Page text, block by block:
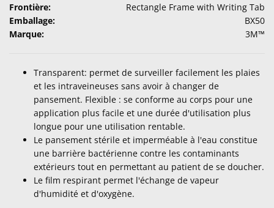
Produits
Personalisés
Frontière:
Rectangle Frame with Writing Tab
Emballage:
BX50
Marque:
3M™
Transparent: permet de surveiller facilement les plaies
et les intraveineuses sans avoir à changer de
pansement. Flexible : se conforme au corps pour une
application plus facile et une durée d'utilisation plus
longue pour une utilisation rentable.
Le pansement stérile et imperméable à l'eau constitue
une barrière bactérienne contre les contaminants
extérieurs tout en permettant au patient de se doucher.
Le film respirant permet l'échange de vapeur
d'humidité et d'oxygène.